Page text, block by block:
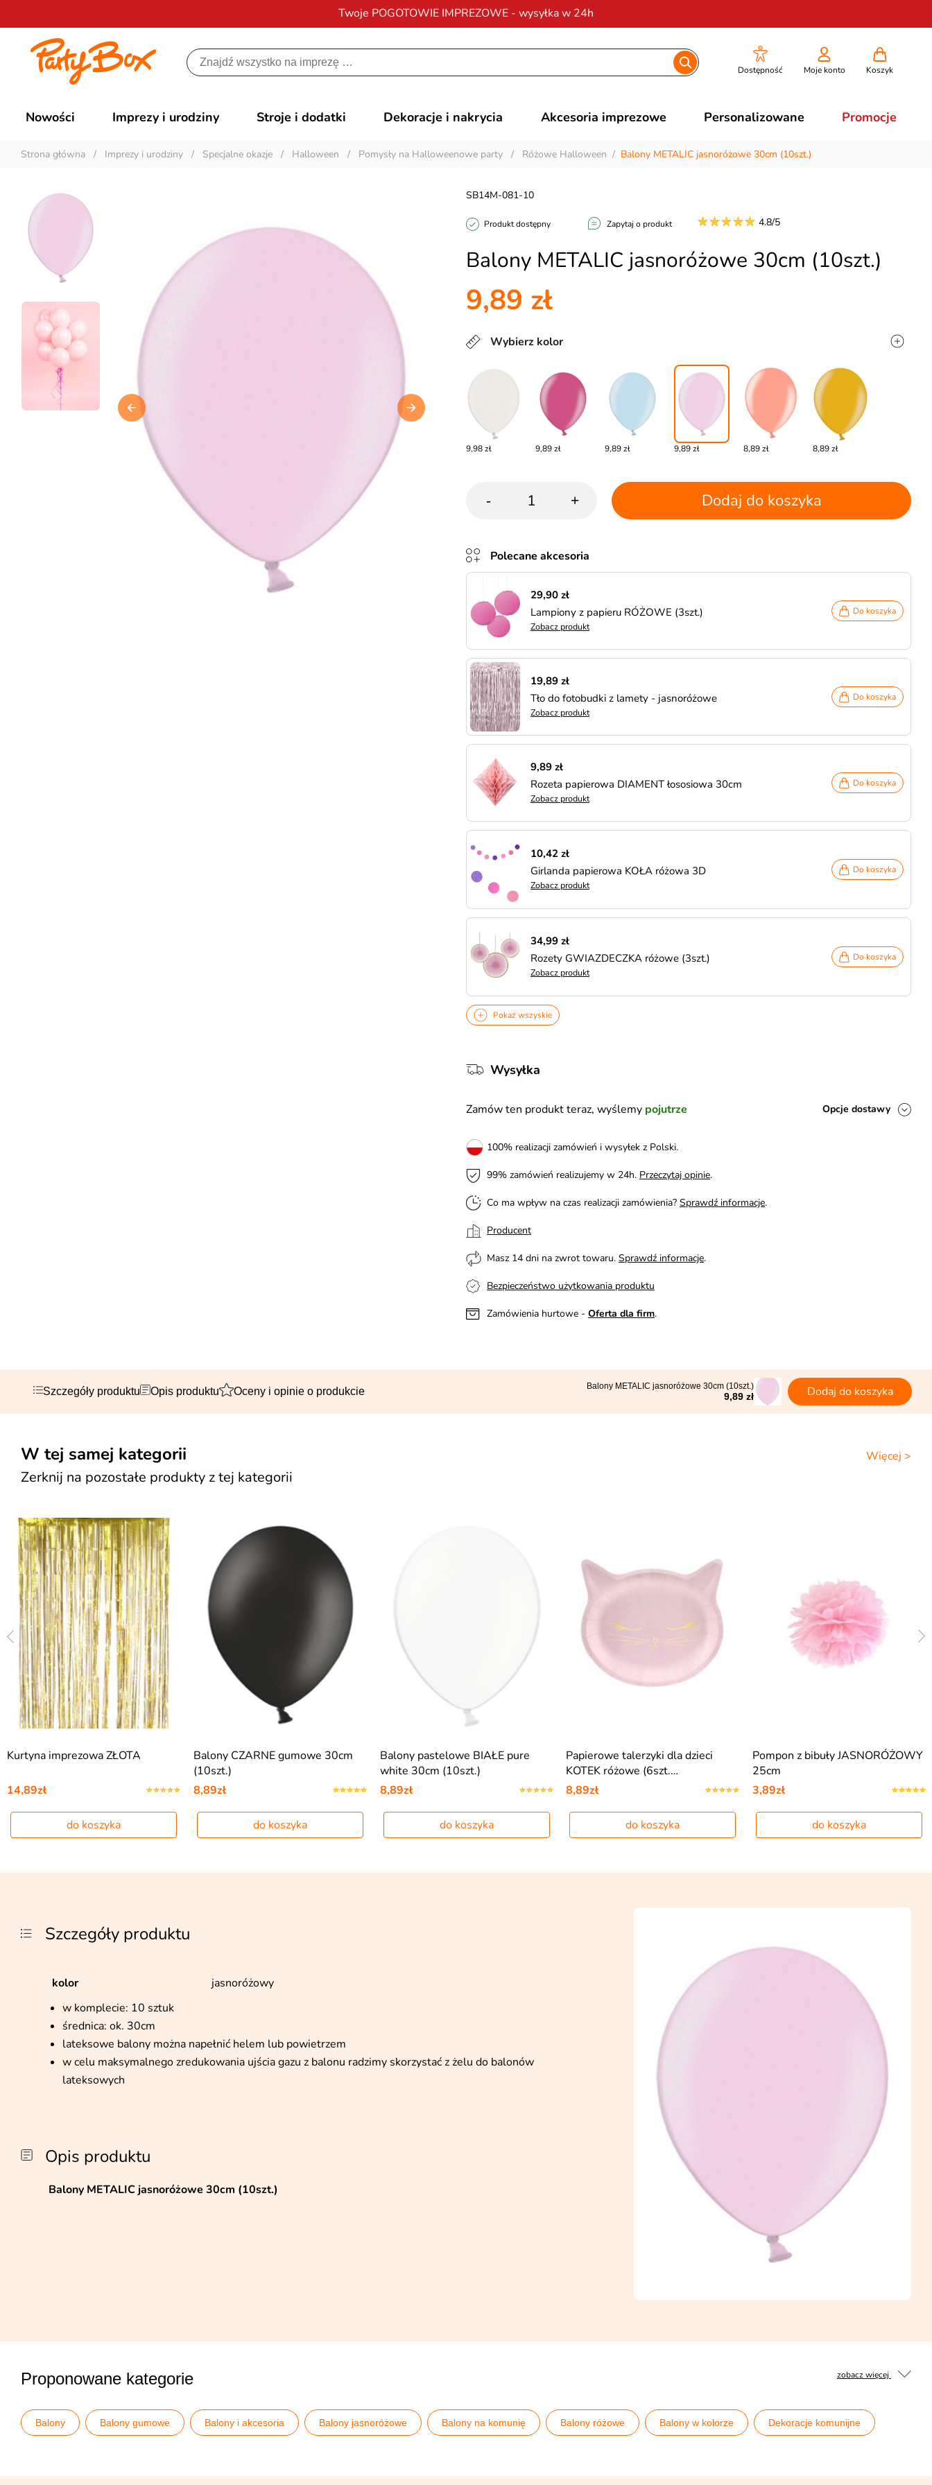
Twoje POGOTOWIE IMPREZOWE - wysyłka w 24h
Darmowa dostawana zamówienia od 200 zł
Dostępność Moje konto Koszyk
Nowości Imprezy i urodziny Stroje i dodatki Dekoracje i nakrycia Akcesoria imprezowe Personalizowane Promocje
Strona główna / Imprezy i urodziny / Specjalne okazje / Halloween / Pomysły na Halloweenowe party / Różowe Halloween / Balony METALIC jasnoróżowe 30cm (10szt.)
Balony METALIC jasnoróżowe 30cm (10szt.)
SB14M-081-10
Produkt dostępny Zapytaj o produkt 4.8/5
9,89 zł
Wybierz kolor
9,98 zł 9,89 zł 9,89 zł 9,89 zł 8,89 zł 8,89 zł
- + Dodaj do koszyka
Polecane akcesoria
29,90 zł
Lampiony z papieru RÓŻOWE (3szt.)
Zobacz produkt
Do koszyka
19,89 zł
Tło do fotobudki z lamety - jasnoróżowe
Zobacz produkt
Do koszyka
9,89 zł
Rozeta papierowa DIAMENT łososiowa 30cm
Zobacz produkt
Do koszyka
10,42 zł
Girlanda papierowa KOŁA różowa 3D
Zobacz produkt
Do koszyka
34,99 zł
Rozety GWIAZDECZKA różowe (3szt.)
Zobacz produkt
Do koszyka
Pokaż wszyskie
Wysyłka
Zamów ten produkt teraz, wyślemy pojutrze Opcje dostawy
100% realizacji zamówień i wysyłek z Polski.
99% zamówień realizujemy w 24h. Przeczytaj opinie.
Co ma wpływ na czas realizacji zamówienia? Sprawdź informacje.
Producent
Masz 14 dni na zwrot towaru. Sprawdź informacje.
Bezpieczeństwo użytkowania produktu
Zamówienia hurtowe - Oferta dla firm.
Szczegóły produktu Opis produktu Oceny i opinie o produkcie Balony METALIC jasnoróżowe 30cm (10szt.)
9,89 zł Dodaj do koszyka
Więcej >
W tej samej kategorii
Zerknij na pozostałe produkty z tej kategorii
Kurtyna imprezowa ZŁOTA
14,89zł
do koszyka
Balony CZARNE gumowe 30cm
(10szt.)
8,89zł
do koszyka
Balony pastelowe BIAŁE pure
white 30cm (10szt.)
8,89zł
do koszyka
Papierowe talerzyki dla dzieci
KOTEK różowe (6szt.…
8,89zł
do koszyka
Pompon z bibuły JASNORÓŻOWY
25cm
3,89zł
do koszyka
Szczegóły produktu
kolor
jasnoróżowy
w komplecie: 10 sztuk
średnica: ok. 30cm
lateksowe balony można napełnić helem lub powietrzem
w celu maksymalnego zredukowania ujścia gazu z balonu radzimy skorzystać z żelu do balonów
lateksowych
Opis produktu
Balony METALIC jasnoróżowe 30cm (10szt.)
zobacz więcej
Proponowane kategorie
Balony Balony gumowe Balony i akcesoria Balony jasnoróżowe Balony na komunię Balony różowe Balony w kolorze Dekoracje komunijne